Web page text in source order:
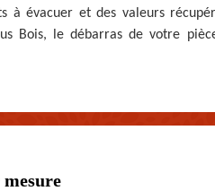
évacuer et des valeurs
Bois, le débarras de votre